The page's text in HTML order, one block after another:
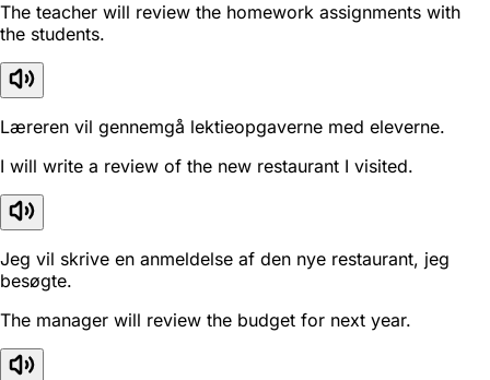
The teacher will review the homework assignments with
the students.
Læreren vil gennemgå lektieopgaverne med eleverne.
I will write a review of the new restaurant I visited.
Jeg vil skrive en anmeldelse af den nye restaurant, jeg
besøgte.
The manager will review the budget for next year.